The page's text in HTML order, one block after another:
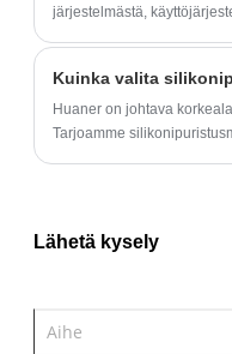
järjestelmästä,
käsittelyn tarkkuuden ja
Huaner on johtava
Tarjoamme
Lähetä kysely